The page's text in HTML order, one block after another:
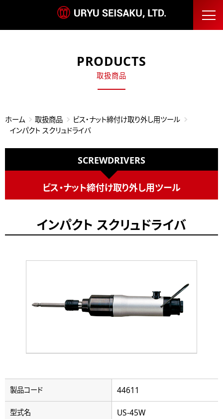
PRODUCTS
取扱商品
ホーム 取扱商品
ビス・ナット締付け取り外し用ツール
インパクト スクリュドライバ
SCREWDRIVERS
ビス・ナット締付け取り外し用ツール
インパクト スクリュドライバ
製品コード 44611
型式名 US-45W